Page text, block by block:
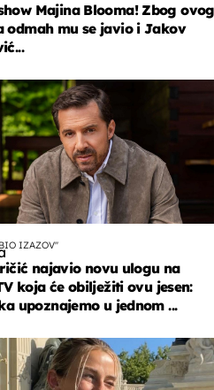
Majina Blooma! Zbog ovog
odmah mu se javio i Jakov
IZAZOV''
najavio novu ulogu na
koja će obilježiti ovu jesen:
upoznajemo u jednom ...